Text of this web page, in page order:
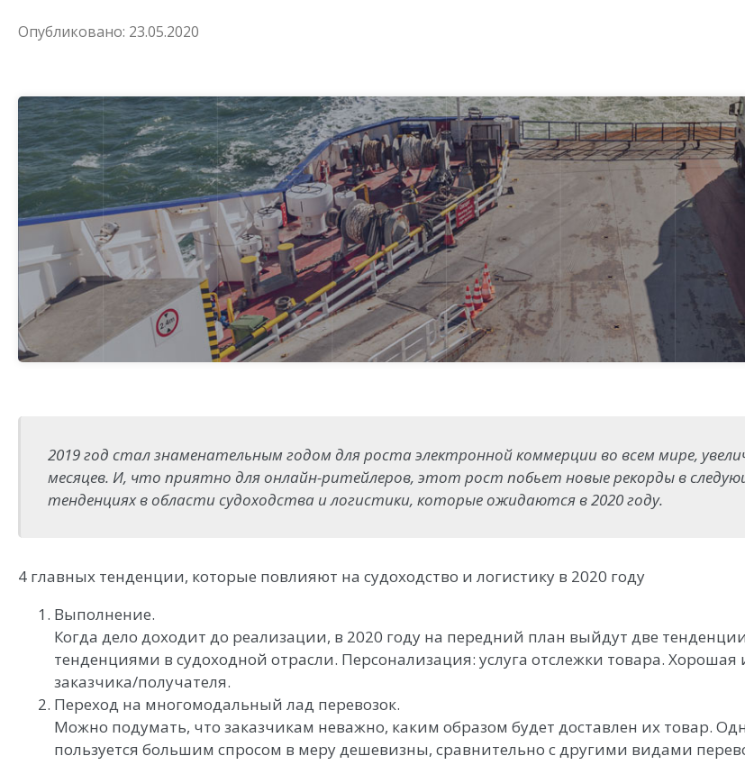
Опубликовано: 23.05.2020
2019 год стал знаменательным годом для роста электронной коммерции во всем мире,
месяцев. И, что приятно для онлайн-ритейлеров, этот рост побьет новые рекорды в
тенденциях в области судоходства и логистики, которые ожидаются в 2020 году.
4 главных тенденции, которые повлияют на судоходство и логистику в 2020 году
Выполнение.
Когда дело доходит до реализации, в 2020 году на передний план выйдут две
тенденциями в судоходной отрасли. Персонализация: услуга отслежки товара.
заказчика/получателя.
Переход на многомодальный лад перевозок.
Можно подумать, что заказчикам неважно, каким образом будет доставлен их товар.
пользуется большим спросом в меру дешевизны, сравнительно с другими видами